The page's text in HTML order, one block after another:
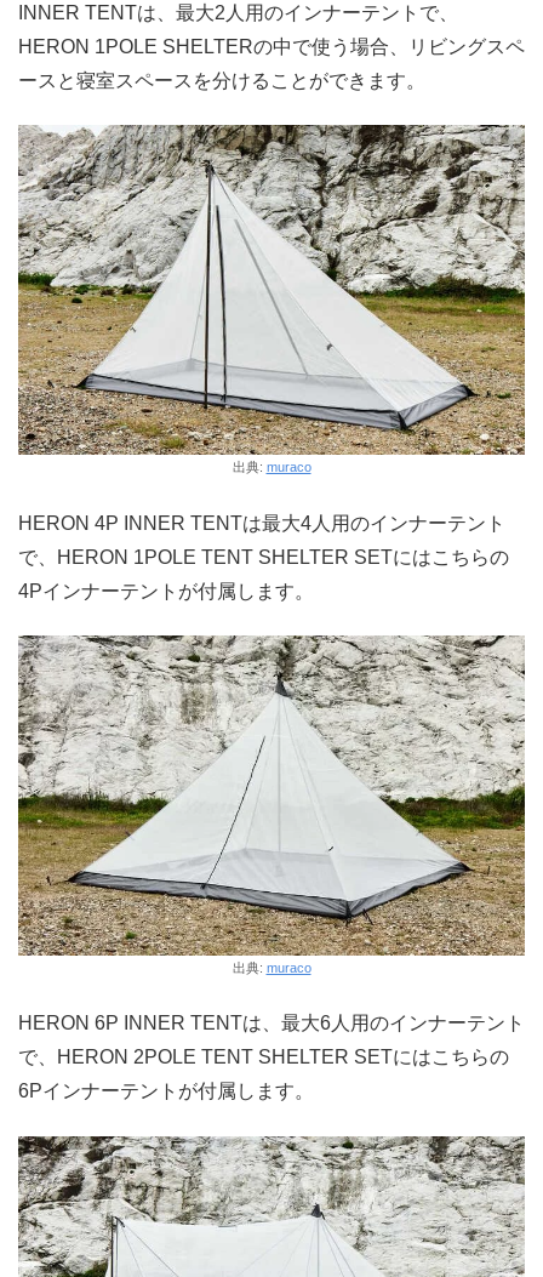
INNER TENTは、最大2人用のインナーテントで、
HERON 1POLE SHELTERの中で使う場合、リビングスペ
ースと寝室スペースを分けることができます。
出典: muraco
HERON 4P INNER TENTは最大4人用のインナーテント
で、HERON 1POLE TENT SHELTER SETにはこちらの
4Pインナーテントが付属します。
出典: muraco
HERON 6P INNER TENTは、最大6人用のインナーテント
で、HERON 2POLE TENT SHELTER SETにはこちらの
6Pインナーテントが付属します。